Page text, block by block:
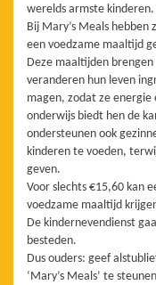
werelds armste kinderen.
Bij Mary’s Meals hebben
een voedzame maaltijd
Deze maaltijden
veranderen hun leven
magen, zodat ze
onderwijs biedt hen de
ondersteunen ook
kinderen te voeden,
geven.
Voor slechts €15,60 kan
voedzame maaltijd
De kindernevendienst
besteden.
Dus ouders: geef
‘Mary’s Meals’ te